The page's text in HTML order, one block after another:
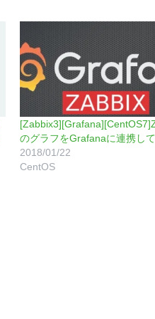
のグラフをGrafanaに連携し
2018/01/22
CentOS